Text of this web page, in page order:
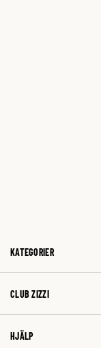
KATEGORIER
CLUB ZIZZI
HJÄLP